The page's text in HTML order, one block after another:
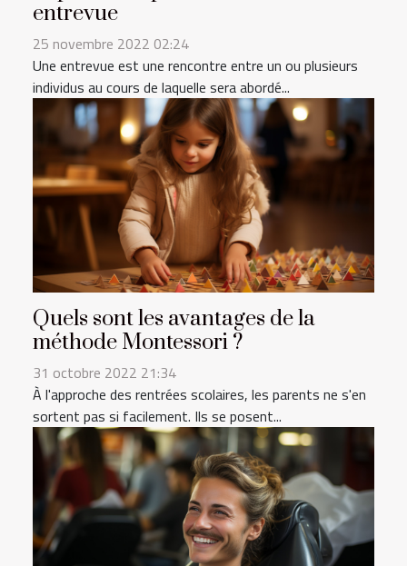
entrevue
25 novembre 2022 02:24
Une entrevue est une rencontre entre un ou plusieurs
individus au cours de laquelle sera abordé...
Quels sont les avantages de la
méthode Montessori ?
31 octobre 2022 21:34
À l'approche des rentrées scolaires, les parents ne s'en
sortent pas si facilement. Ils se posent...